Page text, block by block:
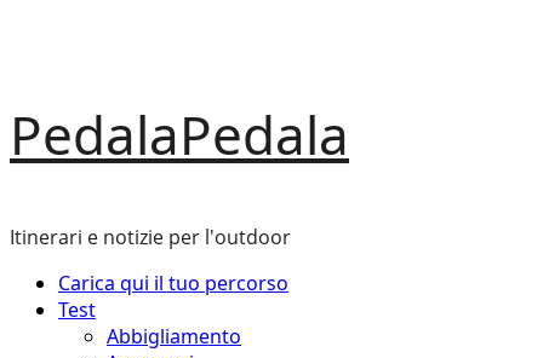
PedalaPedala
Itinerari e notizie per l'outdoor
Menu
principale
Carica qui il tuo percorso
Test
Abbigliamento